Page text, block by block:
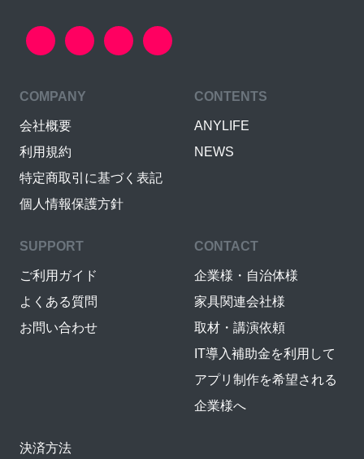
COMPANY
会社概要
利用規約
特定商取引に基づく表記
個人情報保護方針
CONTENTS
ANYLIFE
NEWS
SUPPORT
ご利用ガイド
よくある質問
お問い合わせ
CONTACT
企業様・自治体様
家具関連会社様
取材・講演依頼
IT導入補助金を利用して
アプリ制作を希望される
企業様へ
決済方法